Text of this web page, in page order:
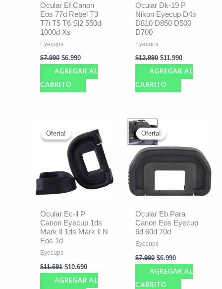
Ocular Ef Canon
Eos 77d Rebel T3
T7i T5 T6 Sl2 550d
1000d Xs
Eyecups
$7.990 $6.990
AGREGAR AL
CARRITO
Ocular Dk-19 P
Nikon Eyecup D4s
D810 D850 D500
D700
Eyecups
$12.990 $11.990
AGREGAR AL
CARRITO
Oferta!
Oferta!
Ocular Ec-ll P
Canon Eyecup 1ds
Mark Il 1ds Mark Il N
Eos 1d
Eyecups
$11.691
precio
original
era:
$11.691.
$10.690
precio
actual
es:
$10.690.
AGREGAR AL
Oferta!
Oferta!
Ocular Eb Para
Canon Eos Eyecup
6d 60d 70d
Eyecups
$7.990
precio
original
era:
$6.990
es:
$6.990.
AGREGAR AL
CARRITO